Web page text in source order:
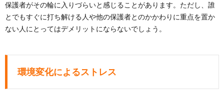
保護者がその輪に入りづらいと感じることがあります。ただし、誰
とでもすぐに打ち解ける人や他の保護者とのかかわりに重点を置か
ない人にとってはデメリットにならないでしょう。
環境変化によるストレス